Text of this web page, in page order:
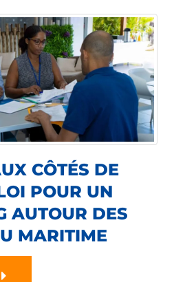
CÔTÉS DE
POUR UN
AUTOUR DES
MARITIME